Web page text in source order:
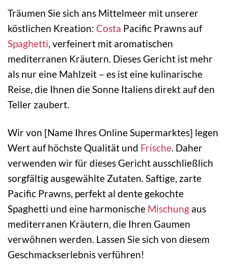
Träumen Sie sich ans Mittelmeer mit unserer
köstlichen Kreation: Costa Pacific Prawns auf
Spaghetti, verfeinert mit aromatischen
mediterranen Kräutern. Dieses Gericht ist mehr
als nur eine Mahlzeit – es ist eine kulinarische
Reise, die Ihnen die Sonne Italiens direkt auf den
Teller zaubert.
Wir von [Name Ihres Online Supermarktes] legen
Wert auf höchste Qualität und Frische. Daher
verwenden wir für dieses Gericht ausschließlich
sorgfältig ausgewählte Zutaten. Saftige, zarte
Pacific Prawns, perfekt al dente gekochte
Spaghetti und eine harmonische Mischung aus
mediterranen Kräutern, die Ihren Gaumen
verwöhnen werden. Lassen Sie sich von diesem
Geschmackserlebnis verführen!